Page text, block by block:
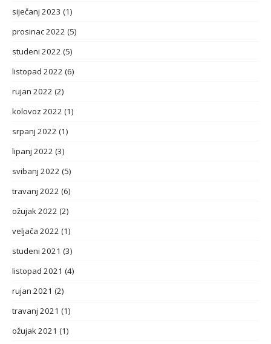
siječanj 2023 (1)
prosinac 2022 (5)
studeni 2022 (5)
listopad 2022 (6)
rujan 2022 (2)
kolovoz 2022 (1)
srpanj 2022 (1)
lipanj 2022 (3)
svibanj 2022 (5)
travanj 2022 (6)
ožujak 2022 (2)
veljača 2022 (1)
studeni 2021 (3)
listopad 2021 (4)
rujan 2021 (2)
travanj 2021 (1)
ožujak 2021 (1)